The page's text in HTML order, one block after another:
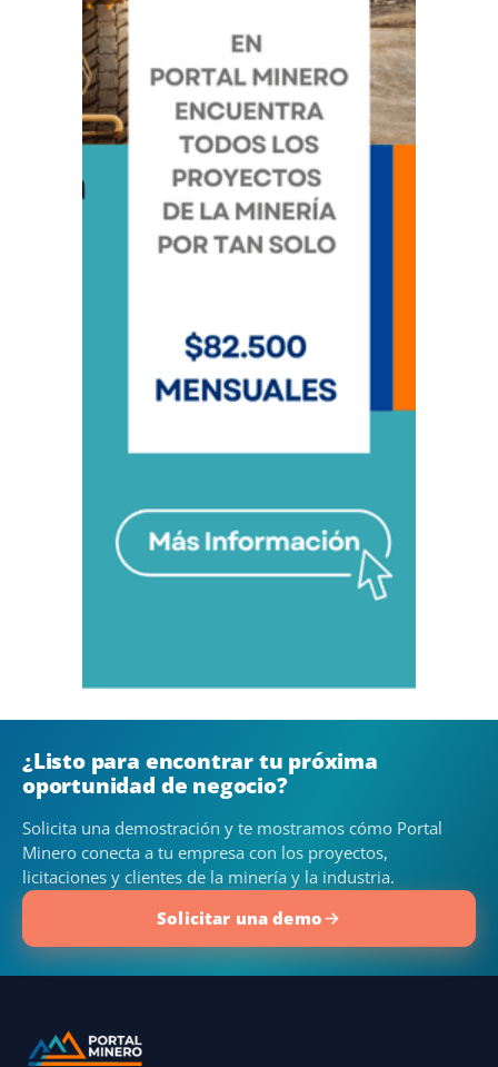
¿Listo para encontrar tu próxima
oportunidad de negocio?
Solicita una demostración y te mostramos cómo Portal
Minero conecta a tu empresa con los proyectos,
licitaciones y clientes de la minería y la industria.
Solicitar una demo